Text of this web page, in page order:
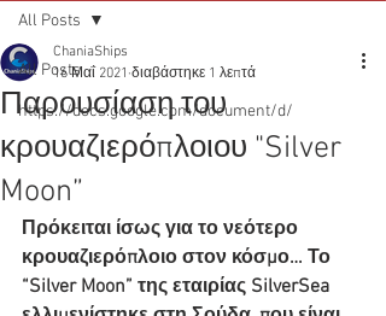
All Posts
https://docs.google.com/document/d/
All Posts
Παρουσίαση του
κρουαζιερόπλοιου "Silver
Moon”
ChaniaShips
16 Μαΐ 2021 διαβάστηκε 1 λεπτά
Πρόκειται ίσως για το νεότερο
κρουαζιερόπλοιο στον κόσμο… Το
“Silver Moon” της εταιρίας SilverSea